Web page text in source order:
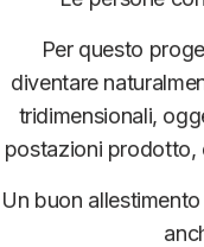
Per questo
diventare
tridimensionali,
postazioni prodotto,
Un buon